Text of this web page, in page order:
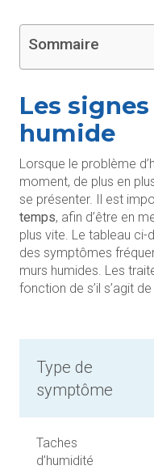
Sommaire
Les
humide
Lorsque le problème
moment, de plus en
se présenter. Il est
temps, afin d’être en
plus vite. Le tableau
des symptômes
murs humides. Les
fonction de s’il s’agit
Type de
symptôme
Taches
d’humidité